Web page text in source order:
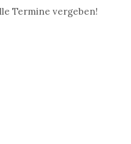
Termine vergeben!